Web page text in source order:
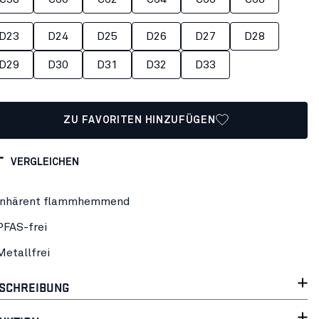
D24 D25 D26 D27 D28
D30 D31 D32 D33
ZU FAVORITEN HINZUFÜGEN
VERGLEICHEN
flammhemmend
frei